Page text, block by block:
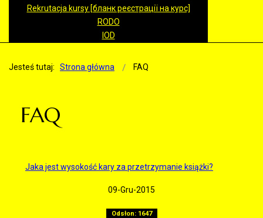
Rekrutacja kursy [бланк реєстрації на курс]
RODO
IOD
Jesteś tutaj: Strona główna FAQ
FAQ
Jaka jest wysokość kary za przetrzymanie książki?
09-Gru-2015
Odsłon: 1647